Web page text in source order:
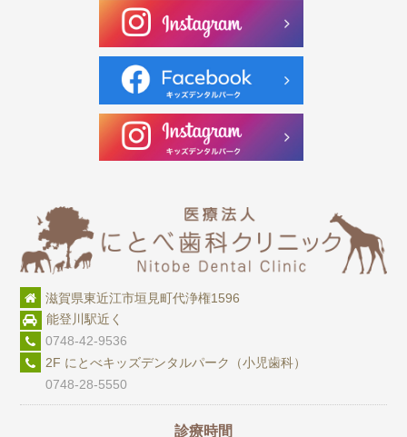
滋賀県東近江市垣見町代浄権1596
能登川駅近く
0748-42-9536
2F にとべキッズデンタルパーク（小児歯科）
0748-28-5550
診療時間